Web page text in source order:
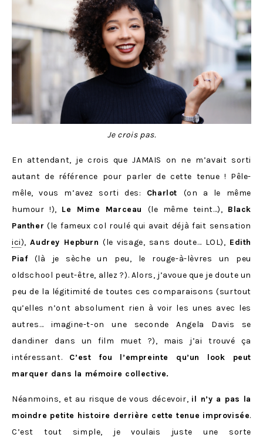
Je crois pas.
En attendant, je crois que JAMAIS on ne m’avait sorti
autant de référence pour parler de cette tenue ! Pêle-
mêle, vous m’avez sorti des: Charlot (on a le même
humour !), Le Mime Marceau (le même teint…), Black
Panther (le fameux col roulé qui avait déjà fait sensation
ici),Audrey Hepburn (le visage, sans doute… LOL), Edith
Piaf(là je sèche un peu, le rouge-à-lèvres un peu
oldschool peut-être, allez ?). Alors, j’avoue que je doute un
peu de la légitimité de toutes ces comparaisons (surtout
qu’elles n’ont absolument rien à voir les unes avec les
autres… imagine-t-on une seconde Angela Davis se
dandiner dans un film muet ?), mais j’ai trouvé ça
intéressant. C’est fou l’empreinte qu’un look peut
marquer dans la mémoire collective.
Néanmoins, et au risque de vous décevoir, il n’y a pas la
moindre petite histoire derrière cette tenue improvisée.
C’est tout simple, je voulais juste une sorte